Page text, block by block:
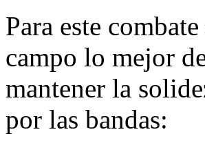
Para este
campo lo mejor
mantener la
por las bandas: